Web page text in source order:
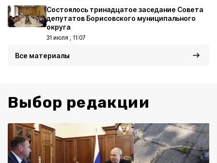
Состоялось тринадцатое заседание Совета
депутатов Борисовского муниципального
округа
31 июля , 11:07
Все материалы
Выбор редакции